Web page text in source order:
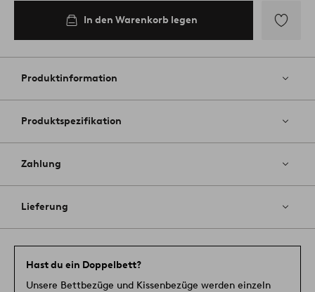
In den Warenkorb legen
Favoriten
Produktinformation
Produktspezifikation
Zahlung
Lieferung
Hast du ein Doppelbett?
Unsere Bettbezüge und Kissenbezüge werden einzeln